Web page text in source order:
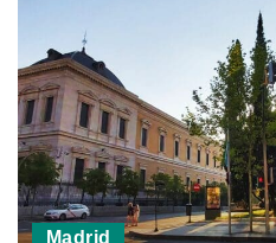
Madrid